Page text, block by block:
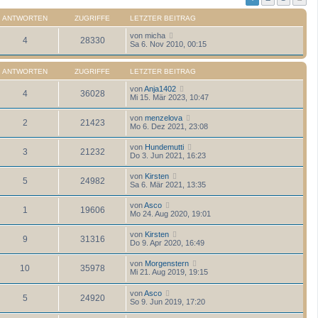
ANTWORTEN ZUGRIFFE LETZTER BEITRAG
4 28330 von micha
Sa 6. Nov 2010, 00:15
ANTWORTEN ZUGRIFFE LETZTER BEITRAG
4 36028 vonAnja1402
Mi 15. Mär 2023, 10:47
2 21423 von menzelova
Mo 6. Dez 2021, 23:08
3 21232 von Hundemutti
Do 3. Jun 2021, 16:23
5 24982 von Kirsten
Sa 6. Mär 2021, 13:35
1 19606 vonAsco
Mo 24. Aug 2020, 19:01
9 31316 von Kirsten
Do 9. Apr 2020, 16:49
10 35978 von Morgenstern
Mi 21. Aug 2019, 19:15
5 24920 vonAsco
So 9. Jun 2019, 17:20